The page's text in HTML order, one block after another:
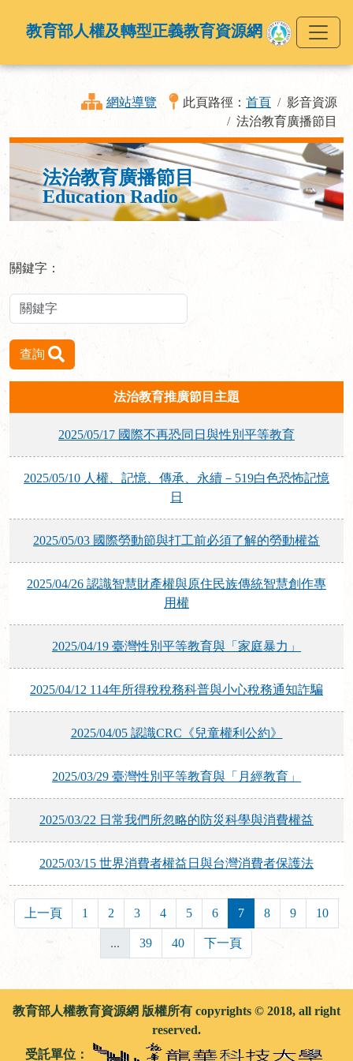
教育部人權及轉型正義教育資源網
網站導覽 此頁路徑： 首頁
影音資源
法治教育廣播節目
法治教育廣播節目
Education Radio
關鍵字：
查詢
法治教育推廣節目主題
2025/05/17 國際不再恐同日與性別平等教育
2025/05/10 人權、記憶、傳承、永續－519白色恐怖記憶
日
2025/05/03 國際勞動節與打工前必須了解的勞動權益
2025/04/26 認識智慧財產權與原住民族傳統智慧創作專
用權
2025/04/19 臺灣性別平等教育與「家庭暴力」
2025/04/12 114年所得稅稅務科普與小心稅務通知詐騙
2025/04/05 認識CRC《兒童權利公約》
2025/03/29 臺灣性別平等教育與「月經教育」
2025/03/22 日常我們所忽略的防災科學與消費權益
2025/03/15 世界消費者權益日與台灣消費者保護法
上一頁 1 2 3 4 5 6 7 8 9 10
... 39 40 下一頁
教育部人權教育資源網 版權所有 copyrights © 2018, all right
reserved.
受託單位：